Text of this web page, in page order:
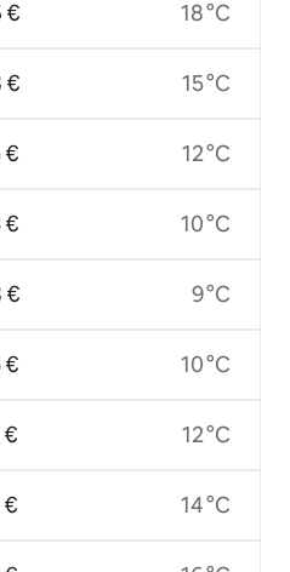
€
€
€
€
€
€
€
€
18 °C
15 °C
12 °C
10 °C
9 °C
10 °C
12 °C
14 °C